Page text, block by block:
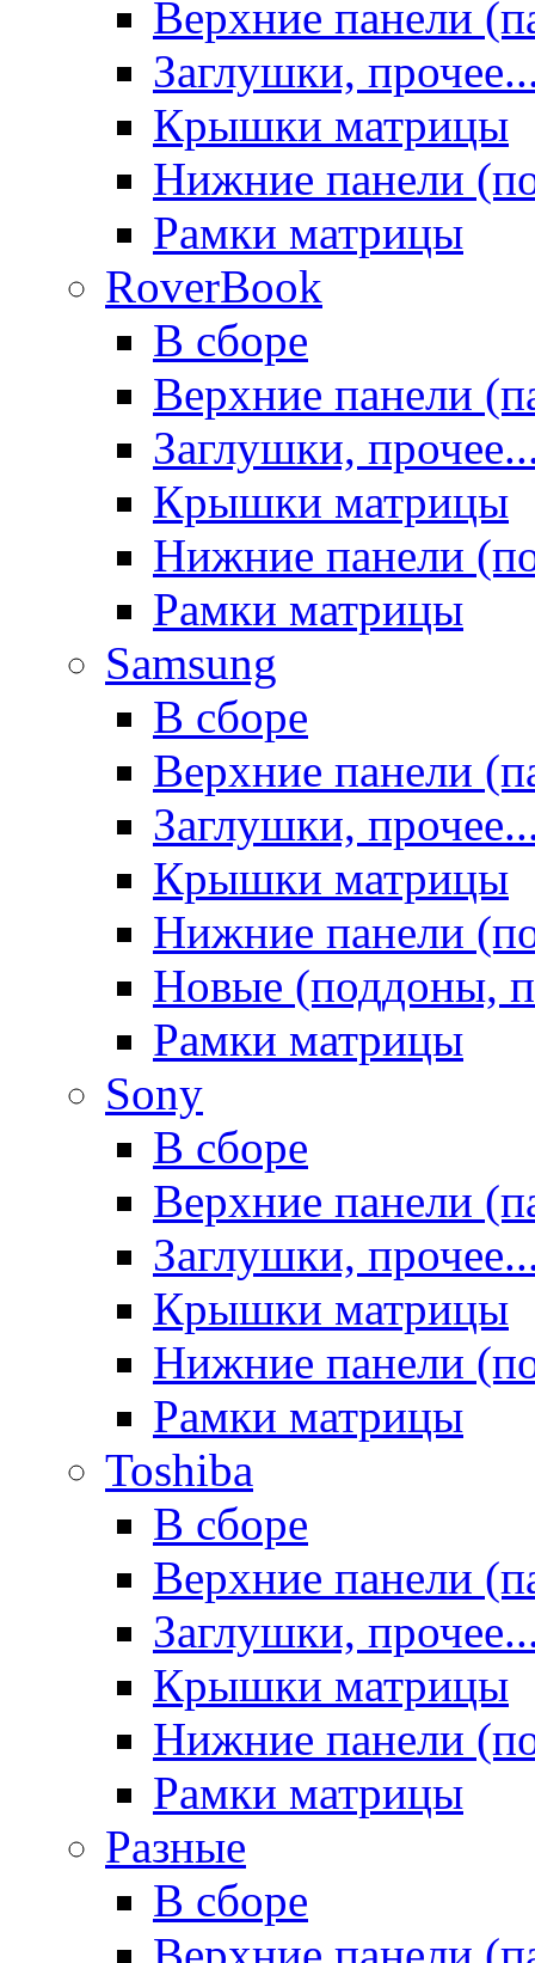
Верхние панели
Заглушки,
Крышки матрицы
Нижние панели
Рамки матрицы
RoverBook
В сборе
Верхние панели
Заглушки,
Крышки матрицы
Нижние панели
Рамки матрицы
Samsung
В сборе
Верхние панели
Заглушки,
Крышки матрицы
Нижние панели
Новые (поддоны,
Рамки матрицы
Sony
В сборе
Верхние панели
Заглушки,
Крышки матрицы
Нижние панели
Рамки матрицы
Toshiba
В сборе
Верхние панели
Заглушки,
Крышки матрицы
Нижние панели
Рамки матрицы
Разные
В сборе